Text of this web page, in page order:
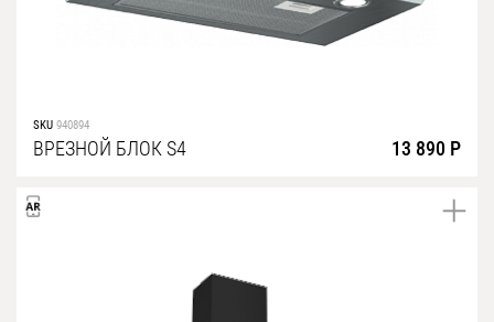
SKU 940894
ВРЕЗНОЙ БЛОК S4 13 890 Р